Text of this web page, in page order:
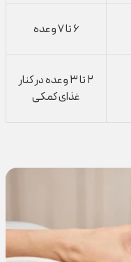
۶ تا ۷ وعده
۲ تا ۳ وعده در کنار
غذای کمکی